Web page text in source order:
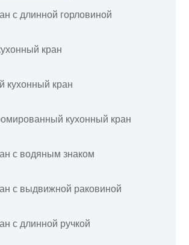
с длинной горловиной
кран
кухонный кран
кухонный кран
с водяным знаком
с выдвижной раковиной
с длинной ручкой